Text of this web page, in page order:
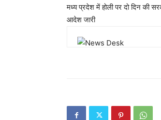
मध्य प्रदेश में होली पर दो दिन की
आदेश जारी